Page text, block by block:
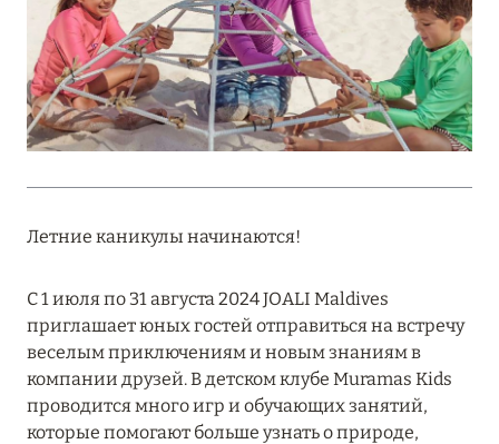
Подробнее
27 апреля 2026
ПОЛНАЯ ПЕРЕЗАГРУЗКА: JUMEIRAH BALI,
ПРЯМОЙ ПЕРЕЛЁТ
MARCH GRAND ESCAPE: ПРЕДЛОЖЕНИЕ ОТ Á
LA CARTE PREMIUM ПО ОТЕЛЮ WALDORF
ASTORIA MALDIVES ITHAAFUSHI, МАЛЬДИВЫ
Подробнее
Летние каникулы начинаются!
С 1 июля по 31 августа 2024 JOALI Maldives
приглашает юных гостей отправиться на встречу
веселым приключениям и новым знаниям в
компании друзей. В детском клубе Muramas Kids
проводится много игр и обучающих занятий,
которые помогают больше узнать о природе,